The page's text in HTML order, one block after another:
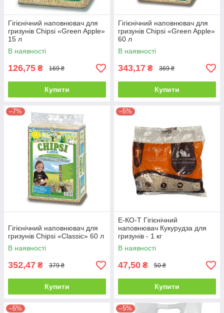
Гігієнічний наповнювач для
гризунів Chipsi «Green Apple»
15 л
В наявності
126,75 ₴ 169 ₴
Купити
Гігієнічний наповнювач для
гризунів Chipsi «Green Apple»
60 л
В наявності
343,17 ₴ 369 ₴
Купити
–7%
Гігієнічний наповнювач для
гризунів Chipsi «Classic» 60 л
В наявності
352,47 ₴ 379 ₴
Купити
–5%
Е-КО-Т Гігієнічний
наповнювач Кукурудза для
гризунів - 1 кг
В наявності
47,50 ₴ 50 ₴
Купити
–5% –5%